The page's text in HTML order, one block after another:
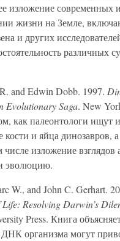
изложение современных
жизни на Земле,
и других
различных
and Edwin Dobb. 1997.
Evolutionary Saga. New
как палеонтологи ищут
и яйца динозавров,
числе изложение взглядов
эволюцию.
W., and John C. Gerhart.
Resolving Darwin’s
Press. Книга
организма могут